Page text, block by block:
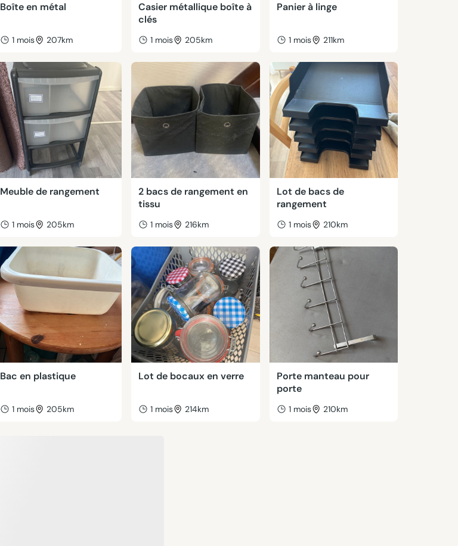
Boîte en métal
1 mois 207km
Casier métallique boîte à
clés
1 mois 205km
Panier à linge
1 mois 211km
Meuble de rangement
1 mois 205km
2 bacs de rangement en
tissu
1 mois 216km
Lot de bacs de
rangement
1 mois 210km
Bac en plastique
1 mois 205km
Lot de bocaux en verre
1 mois 214km
Porte manteau pour
porte
1 mois 210km